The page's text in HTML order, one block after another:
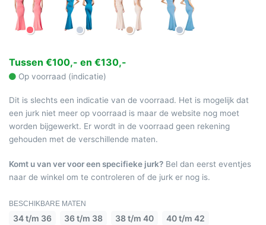
Tussen €100,- en €130,-
Op voorraad (indicatie)
Dit is slechts een indicatie van de voorraad. Het is mogelijk dat
een jurk niet meer op voorraad is maar de website nog moet
worden bijgewerkt. Er wordt in de voorraad geen rekening
gehouden met de verschillende maten.
Komt u van ver voor een specifieke jurk? Bel dan eerst eventjes
naar de winkel om te controleren of de jurk er nog is.
BESCHIKBARE MATEN
34 t/m 36 36 t/m 38 38 t/m 40
40 t/m 42